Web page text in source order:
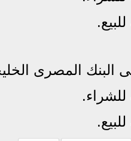
البنك المصرى